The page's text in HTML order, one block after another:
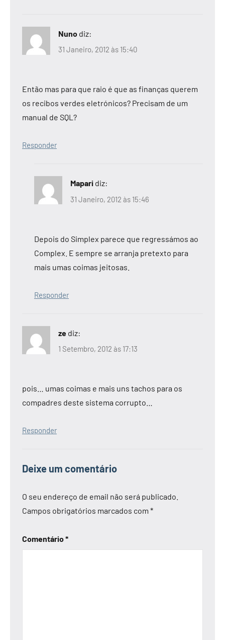
Nuno diz:
31 Janeiro, 2012 às 15:40
Então mas para que raio é que as finanças querem
os recibos verdes eletrónicos? Precisam de um
manual de SQL?
Responder
Mapari diz:
31 Janeiro, 2012 às 15:46
Depois do Simplex parece que regressámos ao
Complex. E sempre se arranja pretexto para
mais umas coimas jeitosas.
Responder
ze diz:
1 Setembro, 2012 às 17:13
pois… umas coimas e mais uns tachos para os
compadres deste sistema corrupto…
Responder
Deixe um comentário
O seu endereço de email não será publicado.
Campos obrigatórios marcados com *
Comentário*